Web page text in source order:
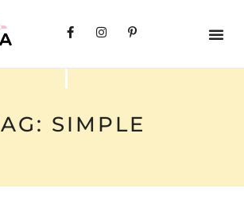
SIMPLE